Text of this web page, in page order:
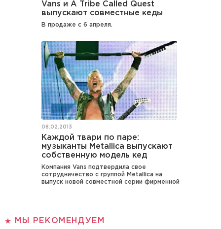
Vans и A Tribe Called Quest
выпускают совместные кеды
В продаже с 6 апреля.
08.02.2013
Каждой твари по паре:
музыканты Metallica выпускают
собственную модель кед
Компания Vans подтвердила свое
сотрудничество с группой Metallica на
выпуск новой совместной серии фирменной
МЫ РЕКОМЕНДУЕМ